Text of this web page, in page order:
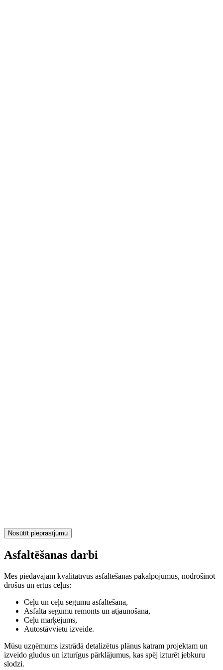
Nosūtīt pieprasījumu
Asfaltēšanas darbi
Mēs piedāvājam kvalitatīvus asfaltēšanas pakalpojumus, nodrošinot
drošus un ērtus ceļus:
Ceļu un ceļu segumu asfaltēšana,
Asfalta segumu remonts un atjaunošana,
Ceļu marķējums,
Autostāvvietu izveide.
Mūsu uzņēmums izstrādā detalizētus plānus katram projektam un
izveido gludus un izturīgus pārklājumus, kas spēj izturēt jebkuru
slodzi.